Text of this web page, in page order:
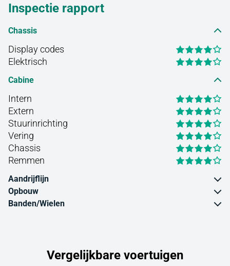
Inspectie rapport
Chassis
Display codes
Elektrisch
Cabine
Intern
Extern
Stuurinrichting
Vering
Chassis
Remmen
Aandrijflijn
Opbouw
Banden/Wielen
Vergelijkbare voertuigen